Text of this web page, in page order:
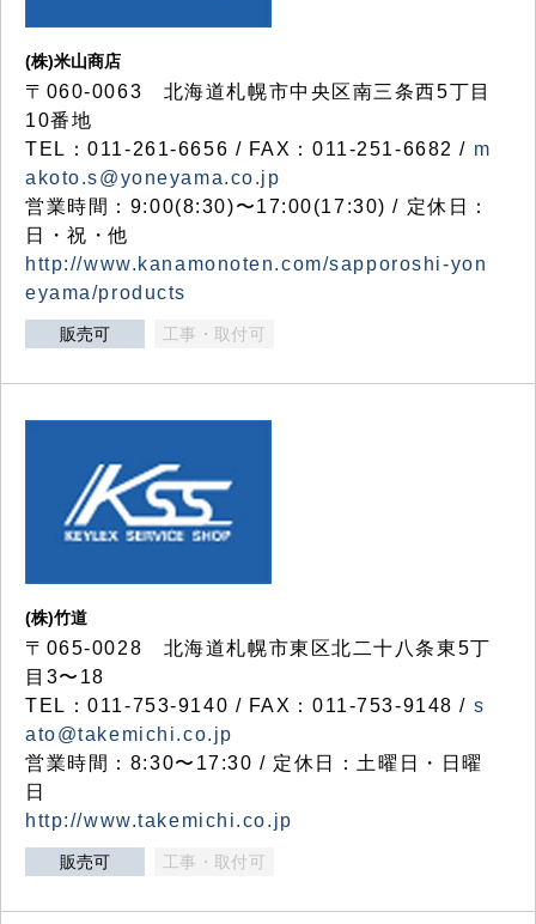
(株)米山商店
〒060-0063 北海道札幌市中央区南三条西5丁目
10番地
TEL：011-261-6656 / FAX：011-251-6682 / m
akoto.s@yoneyama.co.jp
営業時間：9:00(8:30)〜17:00(17:30) / 定休日：
日・祝・他
http://www.kanamonoten.com/sapporoshi-yon
eyama/products
販売可 工事・取付可
(株)竹道
〒065-0028 北海道札幌市東区北二十八条東5丁
目3〜18
TEL：011-753-9140 / FAX：011-753-9148 / s
ato@takemichi.co.jp
営業時間：8:30〜17:30 / 定休日：土曜日・日曜
日
http://www.takemichi.co.jp
販売可 工事・取付可